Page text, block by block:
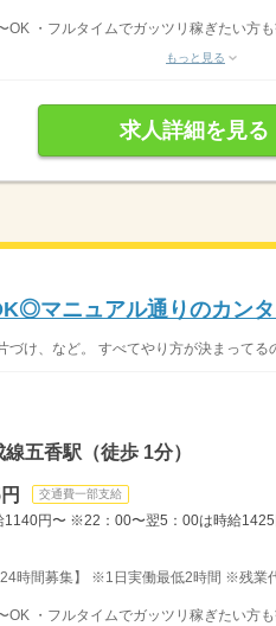
OK ・フルタイムでガッツリ稼ぎたい方
もっと見る
求人詳細を見る
マニュアル通りのカン
け、など。 すべてやり方が決まってる
五香駅（徒歩 1分）
交通費一部支給
1140円〜 ※22：00〜翌5：00は時給
時間募集】 ※1日実働最低2時間 ※残業
OK ・フルタイムでガッツリ稼ぎたい方